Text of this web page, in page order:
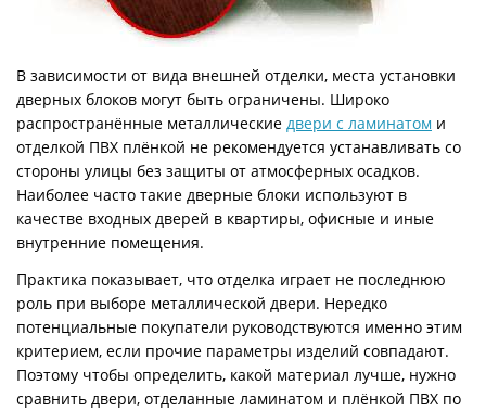
В зависимости от вида внешней отделки, места установки
дверных блоков могут быть ограничены. Широко
распространённые металлические двери с ламинатом и
отделкой ПВХ плёнкой не рекомендуется устанавливать со
стороны улицы без защиты от атмосферных осадков.
Наиболее часто такие дверные блоки используют в
качестве входных дверей в квартиры, офисные и иные
внутренние помещения.
Практика показывает, что отделка играет не последнюю
роль при выборе металлической двери. Нередко
потенциальные покупатели руководствуются именно этим
критерием, если прочие параметры изделий совпадают.
Поэтому чтобы определить, какой материал лучше, нужно
сравнить двери, отделанные ламинатом и плёнкой ПВХ по